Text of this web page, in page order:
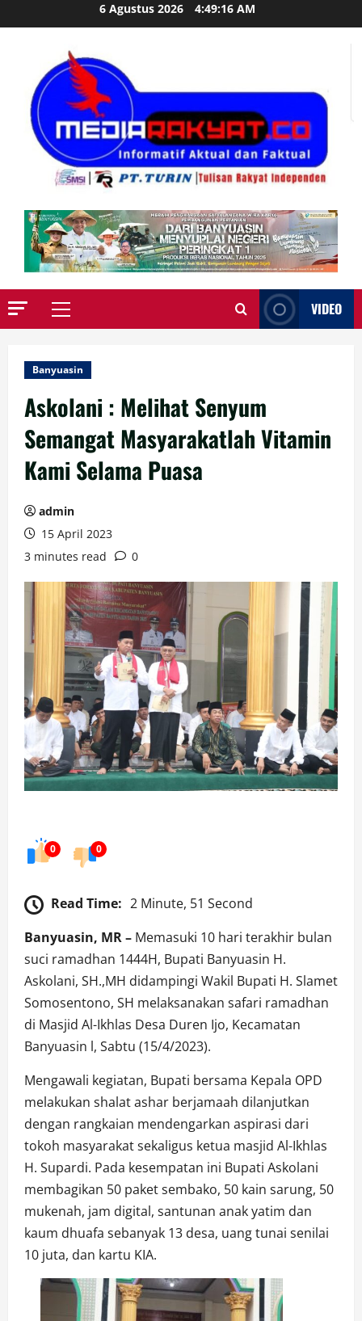
to
6 Agustus 2026 4:49:17 AM
Primary
VIDEO
Banyuasin
Askolani : Melihat Senyum
Semangat Masyarakatlah Vitamin
Kami Selama Puasa
admin
15 April 2023
3 minutes read
0
0 0
Read Time: 2 Minute, 51 Second
Banyuasin, MR – Memasuki 10 hari terakhir bulan
suci ramadhan 1444H, Bupati Banyuasin H.
Askolani, SH.,MH didampingi Wakil Bupati H. Slamet
Somosentono, SH melaksanakan safari ramadhan
di Masjid Al-Ikhlas Desa Duren Ijo, Kecamatan
Banyuasin l, Sabtu (15/4/2023).
Mengawali kegiatan, Bupati bersama Kepala OPD
melakukan shalat ashar berjamaah dilanjutkan
dengan rangkaian mendengarkan aspirasi dari
tokoh masyarakat sekaligus ketua masjid Al-Ikhlas
H. Supardi. Pada kesempatan ini Bupati Askolani
membagikan 50 paket sembako, 50 kain sarung, 50
mukenah, jam digital, santunan anak yatim dan
kaum dhuafa sebanyak 13 desa, uang tunai senilai
10 juta, dan kartu KIA.